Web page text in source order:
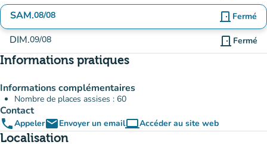
SAM.08/08 door_front Fermé
DIM.09/08 door_front Fermé
Informations pratiques
Informations complémentaires
Nombre de places assises : 60
Contact
phoneAppeleremailEnvoyer un emailcomputerAccéder au site web
(nouvel onglet)
Localisation